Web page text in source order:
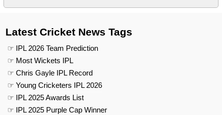
Latest Cricket News Tags
☞ IPL 2026 Team Prediction
☞ Most Wickets IPL
☞ Chris Gayle IPL Record
☞ Young Cricketers IPL 2026
☞ IPL 2025 Awards List
☞ IPL 2025 Purple Cap Winner